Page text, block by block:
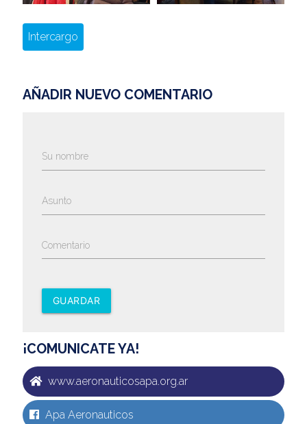
Intercargo
AÑADIR NUEVO COMENTARIO
Su nombre
Asunto
Comentario
GUARDAR
¡COMUNICATE YA!
www.aeronauticosapa.org.ar
Apa Aeronauticos